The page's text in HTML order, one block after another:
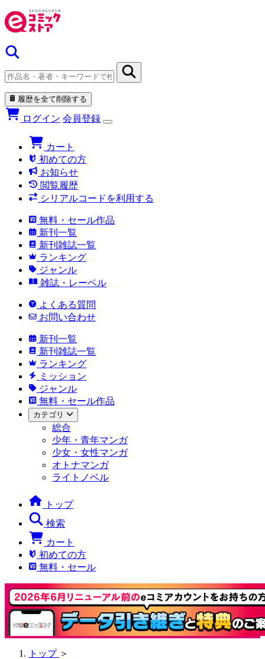
履歴を全て削除する
ログイン 会員登録
カート
初めての方
お知らせ
閲覧履歴
シリアルコードを利用する
無料・セール作品
新刊一覧
新刊雑誌一覧
ランキング
ジャンル
雑誌・レーベル
よくある質問
お問い合わせ
新刊一覧
新刊雑誌一覧
ランキング
ミッション
ジャンル
無料・セール作品
カテゴリ
総合
少年・青年マンガ
少女・女性マンガ
オトナマンガ
ライトノベル
トップ
検索
カート
初めての方
無料・セール
トップ ＞